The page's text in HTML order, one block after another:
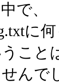
で、
に
こと
んで